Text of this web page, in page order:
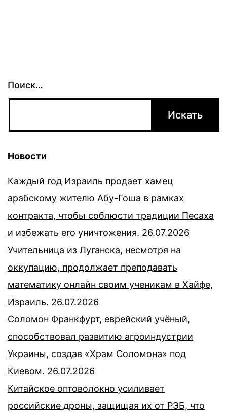
Поиск…
Новости
Каждый год Израиль продает хамец
арабскому жителю Абу-Гоша в рамках
контракта, чтобы соблюсти традиции Песаха
и избежать его уничтожения. 26.07.2026
Учительница из Луганска, несмотря на
оккупацию, продолжает преподавать
математику онлайн своим ученикам в Хайфе,
Израиль. 26.07.2026
Соломон Франкфурт, еврейский учёный,
способствовал развитию агроиндустрии
Украины, создав «Храм Соломона» под
Киевом. 26.07.2026
Китайское оптоволокно усиливает
российские дроны, защищая их от РЭБ, что